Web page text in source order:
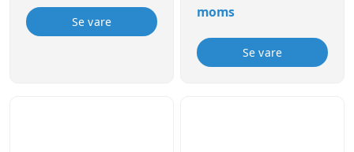
Se vare
moms
Se vare